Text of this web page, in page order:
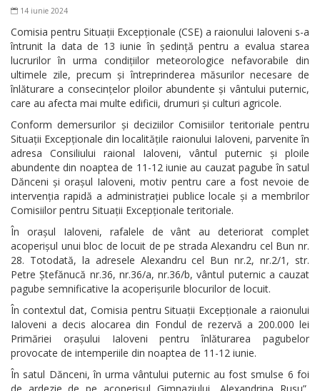
14 iunie 2024
Comisia pentru Situații Excepționale (CSE) a raionului Ialoveni s-a
întrunit la data de 13 iunie în ședință pentru a evalua starea
lucrurilor în urma condițiilor meteorologice nefavorabile din
ultimele zile, precum și întreprinderea măsurilor necesare de
înlăturare a consecințelor ploilor abundente și vântului puternic,
care au afecta mai multe edificii, drumuri și culturi agricole.
Conform demersurilor și deciziilor Comisiilor teritoriale pentru
Situații Excepționale din localitățile raionului Ialoveni, parvenite în
adresa Consiliului raional Ialoveni, vântul puternic și ploile
abundente din noaptea de 11-12 iunie au cauzat pagube în satul
Dănceni și orașul Ialoveni, motiv pentru care a fost nevoie de
intervenția rapidă a administrației publice locale și a membrilor
Comisiilor pentru Situații Excepționale teritoriale.
În orașul Ialoveni, rafalele de vânt au deteriorat complet
acoperișul unui bloc de locuit de pe strada Alexandru cel Bun nr.
28. Totodată, la adresele Alexandru cel Bun nr.2, nr.2/1, str.
Petre Ștefănucă nr.36, nr.36/a, nr.36/b, vântul puternic a cauzat
pagube semnificative la acoperișurile blocurilor de locuit.
În contextul dat, Comisia pentru Situații Excepționale a raionului
Ialoveni a decis alocarea din Fondul de rezervă a 200.000 lei
Primăriei orașului Ialoveni pentru înlăturarea pagubelor
provocate de intemperiile din noaptea de 11-12 iunie.
În satul Dănceni, în urma vântului puternic au fost smulse 6 foi
de ardezie de pe acoperișul Gimnaziului „Alexandrina Rusu”,